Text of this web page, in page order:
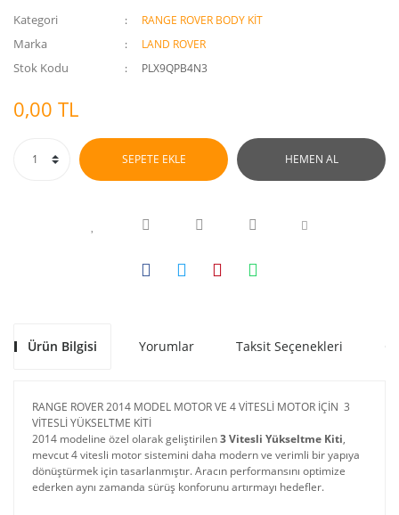
Kategori RANGE ROVER BODY KİT
Marka LAND ROVER
Stok Kodu PLX9QPB4N3
0,00 TL
SEPETE EKLE HEMEN AL
Ürün Bilgisi Yorumlar Taksit Seçenekleri
RANGE ROVER 2014 MODEL MOTOR VE 4 VİTESLİ MOTOR İÇİN 3
VİTESLİ YÜKSELTME KİTİ
2014 modeline özel olarak geliştirilen3 Vitesli Yükseltme Kiti,
mevcut 4 vitesli motor sistemini daha modern ve verimli bir yapıya
dönüştürmek için tasarlanmıştır. Aracın performansını optimize
ederken aynı zamanda sürüş konforunu artırmayı hedefler.